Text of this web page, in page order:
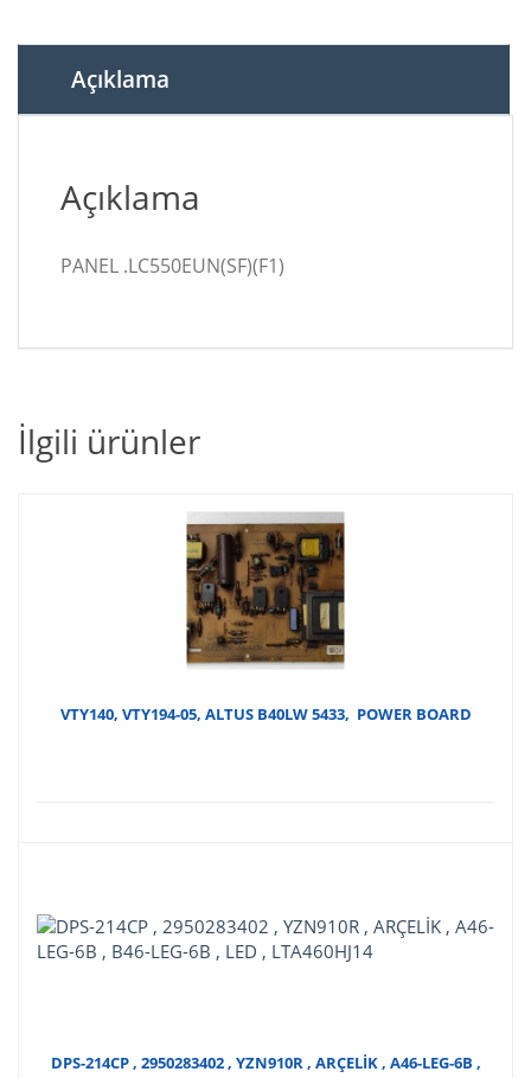
LW-
T-
Açıklama
Açıklama
PANEL .LC550EUN(SF)(F1)
İlgili ürünler
VTY140, VTY194-05, ALTUS B40LW 5433, POWER BOARD
DPS-214CP , 2950283402 , YZN910R , ARÇELİK , A46-LEG-6B ,